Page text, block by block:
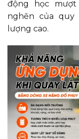
động học
nghẽn của
lượng cao.